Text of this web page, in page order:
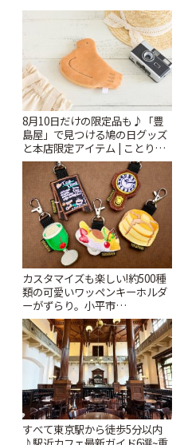
8月10日だけの限定品も♪「豊
島屋」で見つける鳩の日グッズ
と本店限定アイテム | ことりっ
ぷ
カスタマイズも楽しい!約500種
類の可愛いワッペンキーホルダ
ーがずらり。小平市
「Kimamaya T&K」 | ことりっ
ぷ
すべて東京駅から徒歩5分以内